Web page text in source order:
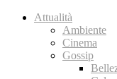
Attualità
Ambiente
Cinema
Gossip